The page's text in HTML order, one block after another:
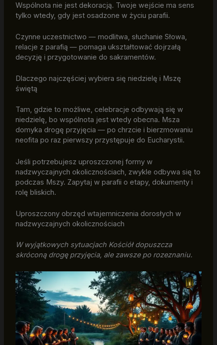
Wspólnota nie jest dekoracją. Twoje wejście ma sens
tylko wtedy, gdy jest osadzone w życiu parafii.
Czynne uczestnictwo — modlitwa, słuchanie Słowa,
relacje z parafią — pomaga ukształtować dojrzałą
decyzję i przygotowanie do sakramentów.
Dlaczego najczęściej wybiera się niedzielę i Mszę
świętą
Tam, gdzie to możliwe, celebracje odbywają się w
niedzielę, bo wspólnota jest wtedy obecna. Msza
domyka drogę przyjęcia — po chrzcie i bierzmowaniu
neofita po raz pierwszy przystępuje do Eucharystii.
Jeśli potrzebujesz uproszczonej formy w
nadzwyczajnych okolicznościach, zwykle odbywa się to
podczas Mszy. Zapytaj w parafii o etapy, dokumenty i
rolę bliskich.
Uproszczony obrzęd wtajemniczenia dorosłych w
nadzwyczajnych okolicznościach
W wyjątkowych sytuacjach Kościół dopuszcza
skróconą drogę przyjęcia, ale zawsze po rozeznaniu.